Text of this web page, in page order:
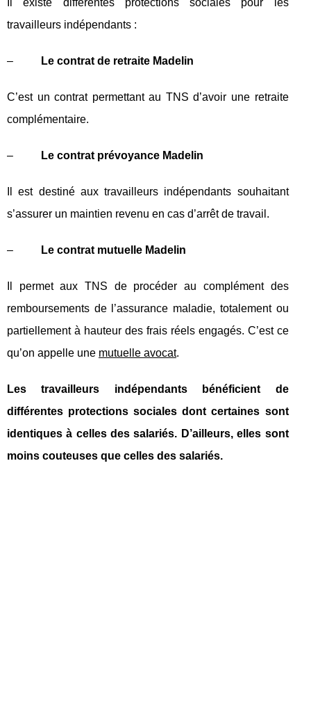
Il existe différentes protections sociales pour les
travailleurs indépendants :
– Le contrat de retraite Madelin
C’est un contrat permettant au TNS d’avoir une retraite
complémentaire.
– Le contrat prévoyance Madelin
Il est destiné aux travailleurs indépendants souhaitant
s’assurer un maintien revenu en cas d’arrêt de travail.
– Le contrat mutuelle Madelin
Il permet aux TNS de procéder au complément des
remboursements de l’assurance maladie, totalement ou
partiellement à hauteur des frais réels engagés. C’est ce
qu’on appelle une mutuelle avocat.
Les travailleurs indépendants bénéficient de
différentes protections sociales dont certaines sont
identiques à celles des salariés. D’ailleurs, elles sont
moins couteuses que celles des salariés.